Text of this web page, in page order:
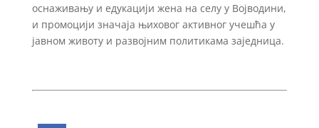
оснаживању и едукацији жена на селу у Војводини,
и промоцији значаја њиховог активног учешћа у
јавном животу и развојним политикама заједница.